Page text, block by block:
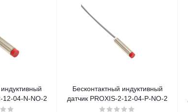
12-04-N-NO-2
Бесконтактный индуктивный
датчик PROXIS-2-12-04-P-NO-2